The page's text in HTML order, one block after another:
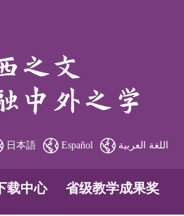
日本語 Español اللغة العربية
下载中心 省级教学成果奖